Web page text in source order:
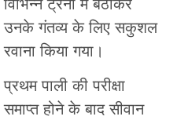
विभिन्न ट्रेनों में बैठाकर
उनके गंतव्य के लिए सकुशल
रवाना किया गया।
प्रथम पाली की परीक्षा
समाप्त होने के बाद सीवान